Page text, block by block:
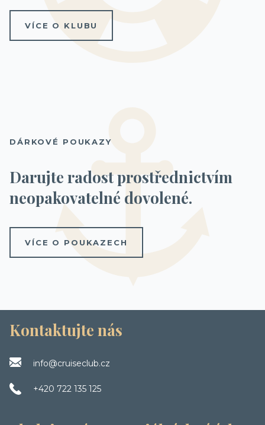
VÍCE O KLUBU
DÁRKOVÉ POUKAZY
Darujte radost prostřednictvím
neopakovatelné dovolené.
VÍCE O POUKAZECH
Kontaktujte nás
info@cruiseclub.cz
+420 722 135 125